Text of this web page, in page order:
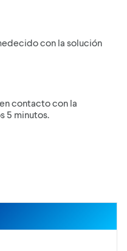
con la solución
contacto con la
5 minutos.